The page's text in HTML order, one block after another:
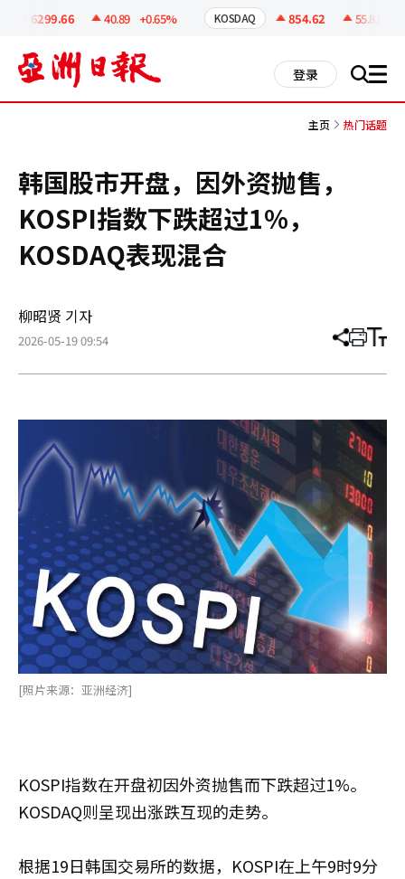
6299.66 40.89 +0.65% KOSDAQ 854.62 55.81
登录 搜 all
主页 热门话题
韩国股市开盘，因外资抛售，
KOSPI指数下跌超过1%，
KOSDAQ表现混合
柳昭贤 기자
2026-05-19 09:54 分
章
打 调
小
[照片来源：亚洲经济]
KOSPI指数在开盘初因外资抛售而下跌超过1%。
KOSDAQ则呈现出涨跌互现的走势。
根据19日韩国交易所的数据，KOSPI在上午9时9分